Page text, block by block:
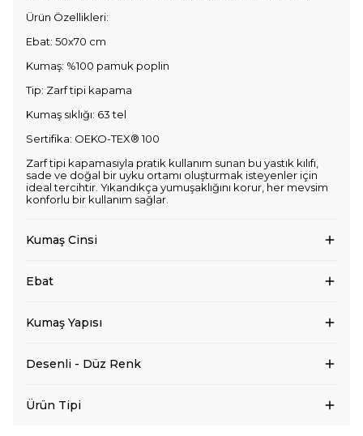
Ürün Özellikleri:
Ebat: 50x70 cm
Kumaş: %100 pamuk poplin
Tip: Zarf tipi kapama
Kumaş sıklığı: 63 tel
Sertifika: OEKO-TEX® 100
Zarf tipi kapamasıyla pratik kullanım sunan bu yastık kılıfı,
sade ve doğal bir uyku ortamı oluşturmak isteyenler için
ideal tercihtir. Yıkandıkça yumuşaklığını korur, her mevsim
konforlu bir kullanım sağlar.
Kumaş Cinsi
Ebat
Kumaş Yapısı
Desenli - Düz Renk
Ürün Tipi